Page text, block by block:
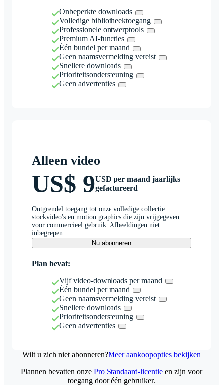
Onbeperkte downloads
Volledige bibliotheektoegang
Professionele ontwerptools
Premium AI-functies
Één bundel per maand
Geen naamsvermelding vereist
Snellere downloads
Prioriteitsondersteuning
Geen advertenties
Alleen video
US$ 9USD per maand jaarlijks
gefactureerd
Ontgrendel toegang tot onze volledige collectie
stockvideo's en motion graphics die zijn vrijgegeven
voor commercieel gebruik. Afbeeldingen niet
inbegrepen.
Nu abonneren
Plan bevat:
Vijf video-downloads per maand
Één bundel per maand
Geen naamsvermelding vereist
Snellere downloads
Prioriteitsondersteuning
Geen advertenties
Wilt u zich niet abonneren?Meer aankoopopties bekijken
Plannen bevatten onze Pro Standaard-licentie en zijn voor
toegang door één gebruiker.